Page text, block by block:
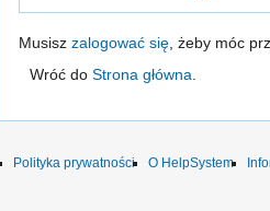
Przejdź
do
Przejdź
do
Musisz zalogować się, żeby móc
Wróć do Strona główna.
Polityka prywatności
O HelpSystem